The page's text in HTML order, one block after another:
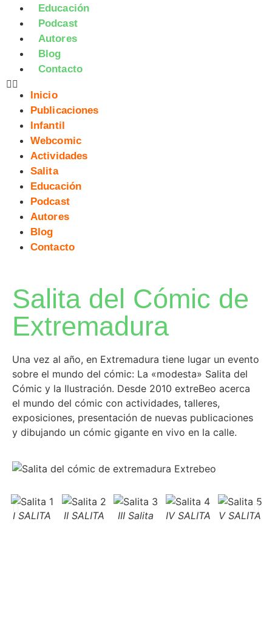
Educación
Podcast
Autores
Blog
Contacto
Inicio
Publicaciones
Infantil
Webcomic
Actividades
Salita
Educación
Podcast
Autores
Blog
Contacto
Salita del Cómic de
Extremadura
Una vez al año, en Extremadura tiene lugar un evento
sobre el mundo del cómic: La «modesta» Salita del
Cómic y la Ilustración. Desde 2010 extreBeo acerca
el mundo del cómic con actividades, talleres,
exposiciones, presentación de nuevas publicaciones
y dibujando un cómic gigante en vivo en la calle.
I SALITA II SALITA III Salita IV SALITA V SALITA